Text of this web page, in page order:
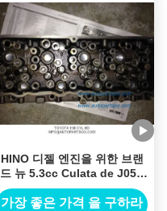
HINO 디젤 엔진을 위한 브랜
드 뉴 5.3cc Culata de J05C
J05E 실린더 해드
1118378010
가장 좋은 가격 을 구하라